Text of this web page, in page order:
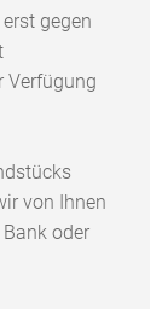
gegen
Verfügung
von Ihnen
oder